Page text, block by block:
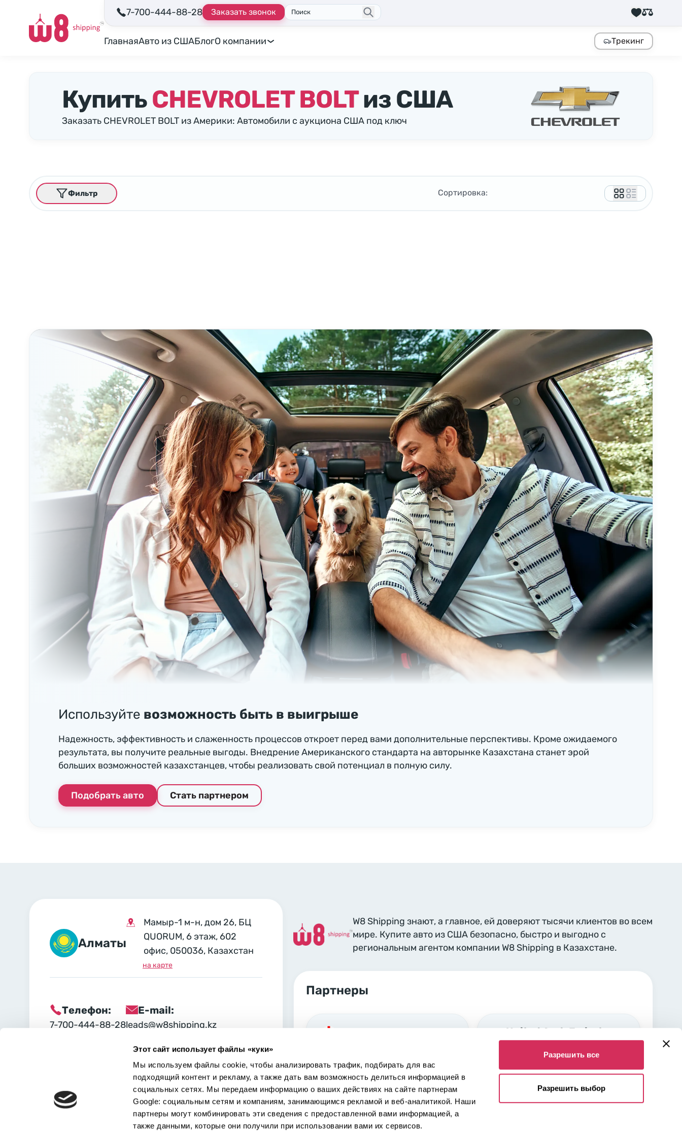
Этот сайт использует файлы «куки»
Мы используем файлы cookie, чтобы анализировать трафик, подбирать для вас
подходящий контент и рекламу, а также дать вам возможность делиться информацией в
социальных сетях. Мы передаем информацию о ваших действиях на сайте партнерам
Google: социальным сетям и компаниям, занимающимся рекламой и веб-аналитикой. Наши
партнеры могут комбинировать эти сведения с предоставленной вами информацией, а
также данными, которые они получили при использовании вами их сервисов.
Разрешить все
Разрешить выбор
7-700-444-88-28 Заказать звонок Поиск
ГлавнаяАвто из СШАБлогО компании Трекинг
КупитьCHEVROLET BOLTиз США
Заказать CHEVROLET BOLT из Америки: Автомобили с аукциона США под ключ
Сортировка:
Фильтр
Используйте возможность быть в выигрыше
Надежность, эффективность и слаженность процессов откроет перед вами дополнительные перспективы. Кроме ожидаемого
результата, вы получите реальные выгоды. Внедрение Американского стандарта на авторынке Казахстана станет эрой
больших возможностей казахстанцев, чтобы реализовать свой потенциал в полную силу.
Подобрать авто Стать партнером
Алматы
Мамыр-1 м-н, дом 26, БЦ
QUORUM, 6 этаж, 602
офис, 050036, Казахстан
на карте
Телефон:
7-700-444-88-28
E-mail:
leads@w8shipping.kz
Социальные сети:
W8 Shipping знают, а главное, ей доверяют тысячи клиентов во всем
мире. Купите авто из США безопасно, быстро и выгодно с
региональным агентом компании W8 Shipping в Казахстане.
Партнеры
United Arab Emirates,
Industrial area Nr. 5 Sharjah,
00000
USA, Los Angeles